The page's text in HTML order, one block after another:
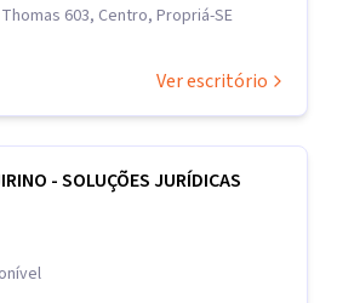
603, Centro, Propriá-SE
Ver escritório
- SOLUÇÕES JURÍDICAS